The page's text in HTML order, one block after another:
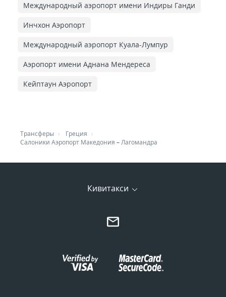
Международный аэропорт имени Индиры Ганди
Инчхон Аэропорт
Международный аэропорт Куала-Лумпур
Аэропорт имени Аднана Мендереса
Кейптаун Аэропорт
Трансферы
Греция
Салоники Аэропорт Македония –Лагомандра
Кивитакси